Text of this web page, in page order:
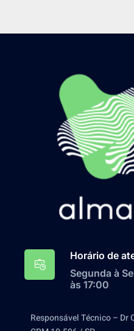
Horário de
Segunda à
às 17:00
Responsável Técnico – Dr